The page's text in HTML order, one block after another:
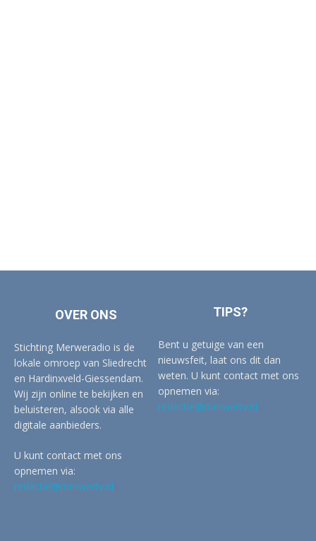
OVER ONS
Stichting Merweradio is de
lokale omroep van Sliedrecht
en Hardinxveld-Giessendam.
Wij zijn online te bekijken en
beluisteren, alsook via alle
digitale aanbieders.
U kunt contact met ons
opnemen via:
redactie@merwertv.nl
TIPS?
Bent u getuige van een
nieuwsfeit, laat ons dit dan
weten. U kunt contact met ons
opnemen via:
redactie@merwertv.nl